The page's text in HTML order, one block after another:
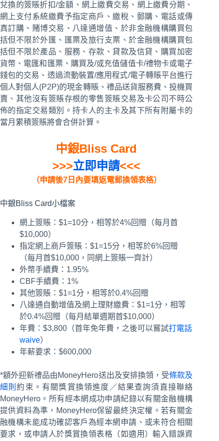
兌換的簽賬折扣/金額、網上繳費交易、網上繳費分期、
網上支付系統繳費予指定商戶、繳稅、郵購、電話或傳
真訂購、賭博交易、八達通增值、於非金融機構購買包
括但不限於外匯、匯票及旅行支票、於金融機構購買包
括但不限於產品、服務、存款、貸款及信貸、購買加密
貨幣、電匯和匯票、購買及/或充值儲值卡/禮物卡或電子
錢包的交易、透過流動裝置/應用程式/電子轉賬平台進行
個人對個人(P2P)的現金轉賬、禮品送貨服務費、投機買
賣、其他沒有簽賬存根的零售簽賬交易及卡公司不時公
佈的指定交易類別。持卡人的主卡及其下所有附屬卡的
當月累積簽賬將會合併計算。
中銀Bliss Card
>>>立即申請<<<
（申請後7日內要填返電郵換領表格）
中銀Bliss Card小檔案
網上簽賬：$1=10分，相等於4%回贈（每月首
$10,000）
指定網上商戶簽賬：$1=15分，相等於6%回贈
（每月首$10,000，同網上簽賬一齊計）
外幣手續費：1.95%
CBF手續費：1%
其他簽賬：$1=1分，相等於0.4%回贈
八達通自動增值及網上理財繳費：$1=1分，相等
於0.4%回贈（每月結單週期首$10,000）
年費：$3,800（首年免年費，之後可以嘗試打電話
waive）
年薪要求：$600,000
*額外迎新禮品由MoneyHero送出及安排換領，受條款及
細則約束。有關獎賞換領進度／結果查詢須直接聯絡
MoneyHero。所有經本網成功申請紀錄以有關金融機構
提供資料為準，MoneyHero保留最終決定權。若有關金
融機構未能成功確認客戶為經本網申請、或未符合相關
要求，或申請人於獎賞換領表格（如適用）輸入錯誤資